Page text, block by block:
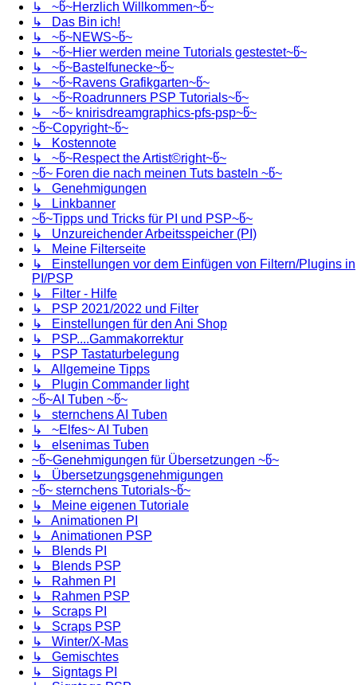
↳ ~წ~Herzlich Willkommen~წ~
↳ Das Bin ich!
↳ ~წ~NEWS~წ~
↳ ~წ~Hier werden meine Tutorials gestestet~წ~
↳ ~წ~Bastelfunecke~წ~
↳ ~წ~Ravens Grafikgarten~წ~
↳ ~წ~Roadrunners PSP Tutorials~წ~
↳ ~წ~ knirisdreamgraphics-pfs-psp~წ~
~წ~Copyright~წ~
↳ Kostennote
↳ ~წ~Respect the Artist©right~წ~
~წ~ Foren die nach meinen Tuts basteln ~წ~
↳ Genehmigungen
↳ Linkbanner
~წ~Tipps und Tricks für PI und PSP~წ~
↳ Unzureichender Arbeitsspeicher (PI)
↳ Meine Filterseite
↳ Einstellungen vor dem Einfügen von Filtern/Plugins in
PI/PSP
↳ Filter - Hilfe
↳ PSP 2021/2022 und Filter
↳ Einstellungen für den Ani Shop
↳ PSP....Gammakorrektur
↳ PSP Tastaturbelegung
↳ Allgemeine Tipps
↳ Plugin Commander light
~წ~AI Tuben ~წ~
↳ sternchens AI Tuben
↳ ~Elfes~ AI Tuben
↳ elsenimas Tuben
~წ~Genehmigungen für Übersetzungen ~წ~
↳ Übersetzungsgenehmigungen
~წ~ sternchens Tutorials~წ~
↳ Meine eigenen Tutoriale
↳ Animationen PI
↳ Animationen PSP
↳ Blends PI
↳ Blends PSP
↳ Rahmen PI
↳ Rahmen PSP
↳ Scraps PI
↳ Scraps PSP
↳ Winter/X-Mas
↳ Gemischtes
↳ Signtags PI